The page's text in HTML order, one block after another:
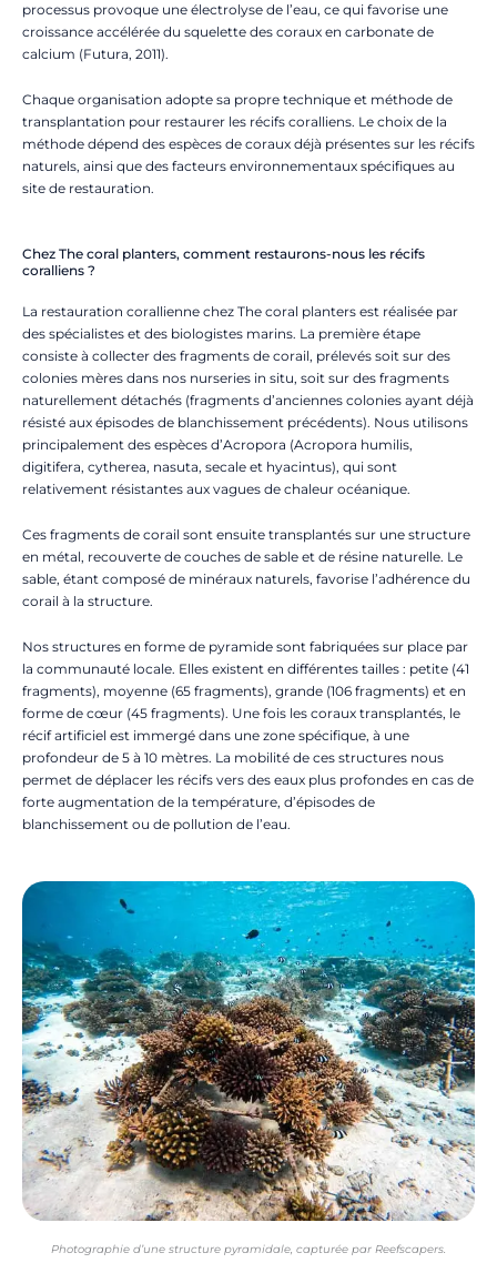
processus provoque une électrolyse de l’eau, ce qui favorise une
croissance accélérée du squelette des coraux en carbonate de
calcium (Futura, 2011).
Chaque organisation adopte sa propre technique et méthode de
transplantation pour restaurer les récifs coralliens. Le choix de la
méthode dépend des espèces de coraux déjà présentes sur les récifs
naturels, ainsi que des facteurs environnementaux spécifiques au
site de restauration.
Chez The coral planters, comment restaurons-nous les récifs
coralliens ?
La restauration corallienne chez The coral planters est réalisée par
des spécialistes et des biologistes marins. La première étape
consiste à collecter des fragments de corail, prélevés soit sur des
colonies mères dans nos nurseries in situ, soit sur des fragments
naturellement détachés (fragments d’anciennes colonies ayant déjà
résisté aux épisodes de blanchissement précédents). Nous utilisons
principalement des espèces d’Acropora (Acropora humilis,
digitifera, cytherea, nasuta, secale et hyacintus), qui sont
relativement résistantes aux vagues de chaleur océanique.
Ces fragments de corail sont ensuite transplantés sur une structure
en métal, recouverte de couches de sable et de résine naturelle. Le
sable, étant composé de minéraux naturels, favorise l’adhérence du
corail à la structure.
Nos structures en forme de pyramide sont fabriquées sur place par
la communauté locale. Elles existent en différentes tailles : petite (41
fragments), moyenne (65 fragments), grande (106 fragments) et en
forme de cœur (45 fragments). Une fois les coraux transplantés, le
récif artificiel est immergé dans une zone spécifique, à une
profondeur de 5 à 10 mètres. La mobilité de ces structures nous
permet de déplacer les récifs vers des eaux plus profondes en cas de
forte augmentation de la température, d’épisodes de
blanchissement ou de pollution de l’eau.
Photographie d’une structure pyramidale, capturée par Reefscapers.